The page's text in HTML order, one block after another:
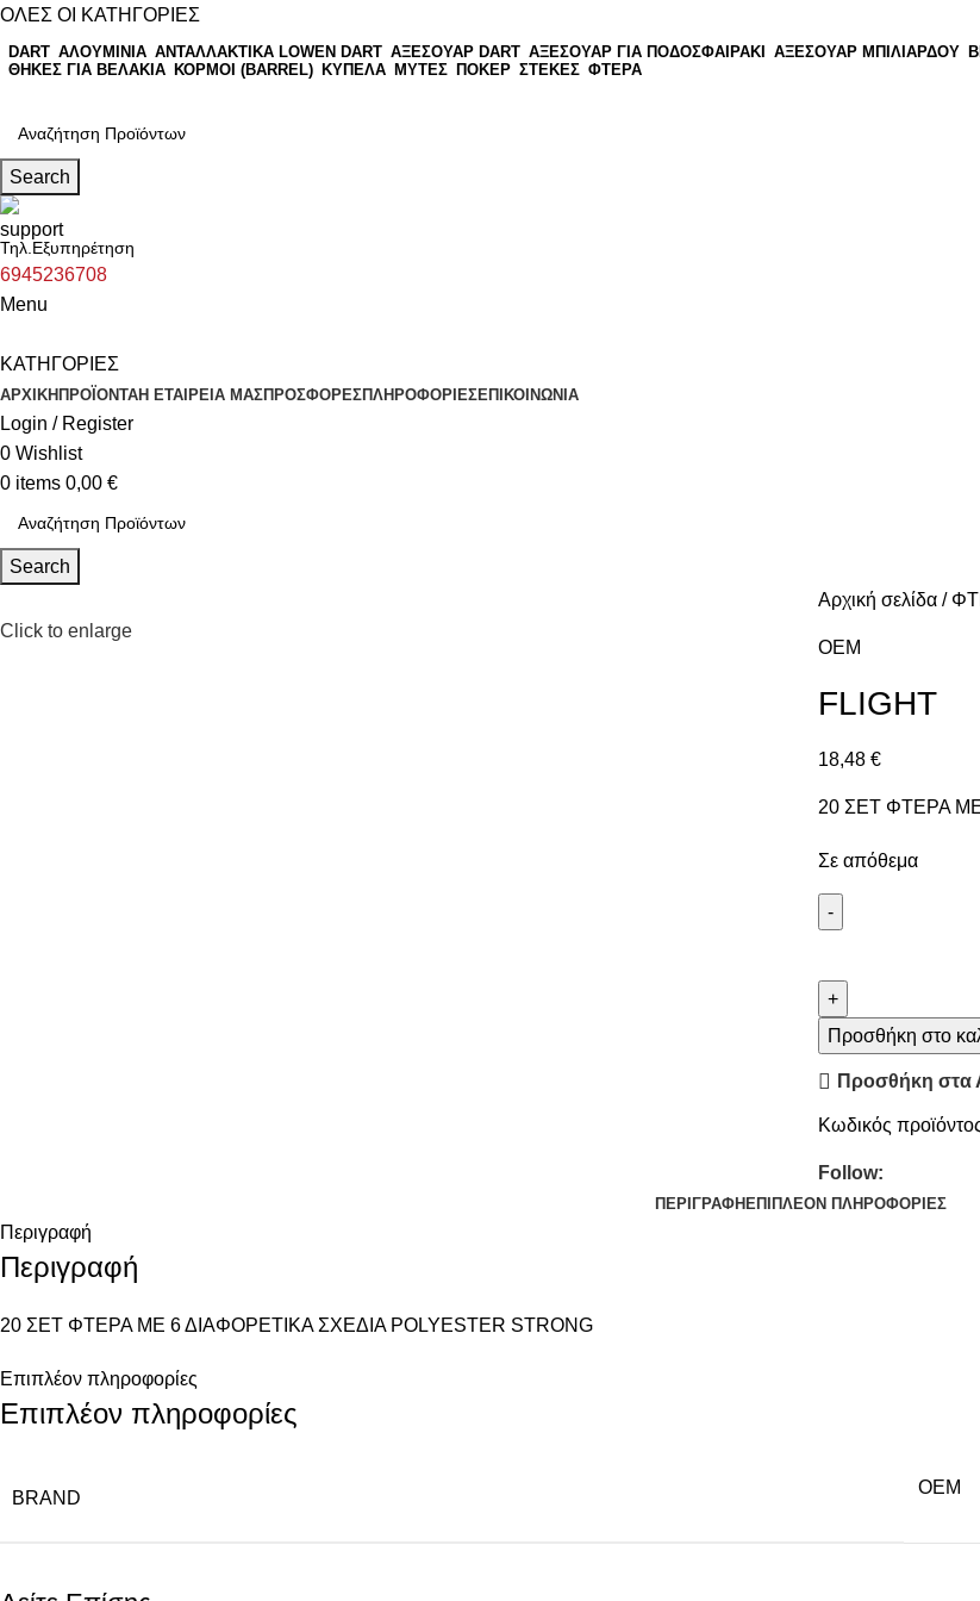
ΟΛΕΣ ΟΙ ΚΑΤΗΓΟΡΙΕΣ
DART ΑΛΟΥΜΙΝΙΑ ΑΝΤΑΛΛΑΚΤΙΚΑ LOWEN DART ΑΞΕΣΟΥΑΡ DART ΑΞΕΣΟΥΑΡ ΓΙΑ ΠΟΔΟΣΦΑΙΡΑΚΙ ΑΞΕΣΟΥΑΡ ΜΠΙΛΙΑΡΔΟΥ
ΘΗΚΕΣ ΓΙΑ ΒΕΛΑΚΙΑ ΚΟΡΜΟΙ (BARREL) ΚΥΠΕΛΑ ΜΥΤΕΣ ΠΟΚΕΡ ΣΤΕΚΕΣ ΦΤΕΡΑ
Search
Τηλ.Εξυπηρέτηση
6945236708
Menu
ΚΑΤΗΓΟΡΙΕΣ
ΑΡΧΙΚΗΠΡΟΪΟΝΤΑΗ ΕΤΑΙΡΕΙΑ ΜΑΣΠΡΟΣΦΟΡΕΣΠΛΗΡΟΦΟΡΙΕΣΕΠΙΚΟΙΝΩΝΙΑ
Login / Register
0 Wishlist
0 items 0,00 €
Search
Click to enlarge
Αρχική σελίδα
OEM
FLIGHT
18,48 €
20 ΣΕΤ ΦΤΕΡΑ ΜΕ
Σε απόθεμα
Προσθήκη στο
Προσθήκη στα
Κωδικός
Follow:
ΠΕΡΙΓΡΑΦΉΕΠΙΠΛΈΟΝ ΠΛΗΡΟΦΟΡΊΕΣ
Περιγραφή
Περιγραφή
20 ΣΕΤ ΦΤΕΡΑ ΜΕ 6 ΔΙΑΦΟΡΕΤΙΚΑ ΣΧΕΔΙΑ POLYESTER STRONG
Επιπλέον πληροφορίες
Επιπλέον πληροφορίες
BRAND
OEM